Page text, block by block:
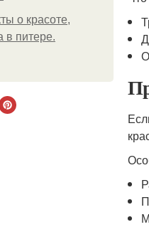
о красоте,
в питере.